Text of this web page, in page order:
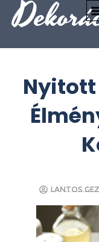
Nyitott
Lantos